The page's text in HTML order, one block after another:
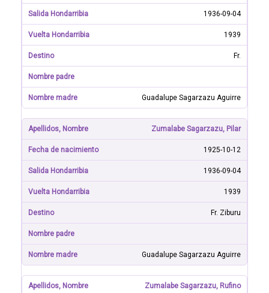
1936-09-04
1939
Fr.
Guadalupe Sagarzazu Aguirre
Zumalabe Sagarzazu, Pilar
1925-10-12
1936-09-04
1939
Fr. Ziburu
Guadalupe Sagarzazu Aguirre
Zumalabe Sagarzazu, Rufino